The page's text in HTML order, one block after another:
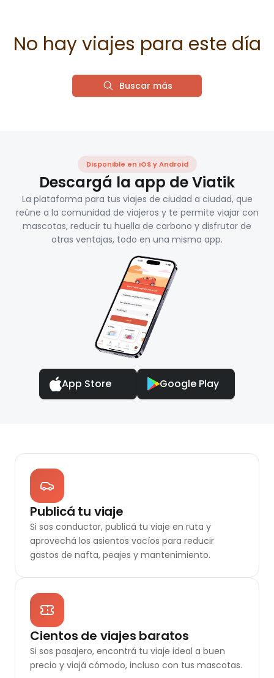
No hay viajes para este día
Buscar más
Disponible en iOS y Android
Descargá la app de Viatik
La plataforma para tus viajes de ciudad a ciudad, que
reúne a la comunidad de viajeros y te permite viajar con
mascotas, reducir tu huella de carbono y disfrutar de
otras ventajas, todo en una misma app.
App Store Google Play
Publicá tu viaje
Si sos conductor, publicá tu viaje en ruta y
aprovechá los asientos vacíos para reducir
gastos de nafta, peajes y mantenimiento.
Cientos de viajes baratos
Si sos pasajero, encontrá tu viaje ideal a buen
precio y viajá cómodo, incluso con tus mascotas.